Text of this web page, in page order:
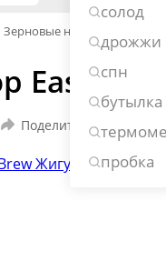
солод
дрожжи
спн
бутылка
пробка
Рецепты
Самогон
Виски
Вино
Зерновые наборы для
Easy
Поделиться